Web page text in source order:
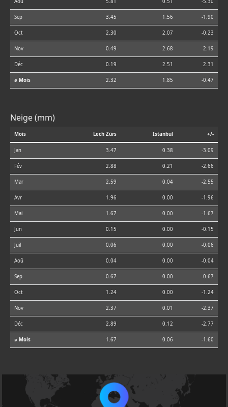
Aoû 5.81 0.51 -5.30
Sep 3.45 1.56 -1.90
Oct 2.30 2.07 -0.23
Nov 0.49 2.68 2.19
Déc 0.19 2.51 2.31
⌀ Mois 2.32 1.85 -0.47
Neige (mm)
Mois Lech Zürs Istanbul +/-
Jan 3.47 0.38 -3.09
Fév 2.88 0.21 -2.66
Mar 2.59 0.04 -2.55
Avr 1.96 0.00 -1.96
Mai 1.67 0.00 -1.67
Jun 0.15 0.00 -0.15
Juil 0.06 0.00 -0.06
Aoû 0.04 0.00 -0.04
Sep 0.67 0.00 -0.67
Oct 1.24 0.00 -1.24
Nov 2.37 0.01 -2.37
Déc 2.89 0.12 -2.77
⌀ Mois 1.67 0.06 -1.60